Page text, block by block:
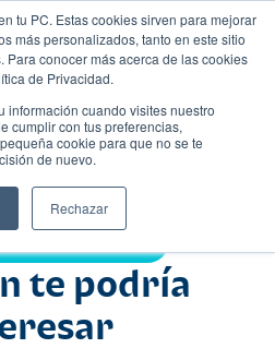
tu PC. Estas cookies sirven para mejorar
más personalizados, tanto en este sitio
Para conocer más acerca de las cookies
de Privacidad.
información cuando visites nuestro
cumplir con tus preferencias,
cookie para que no se te
de nuevo.
Rechazar
te podría